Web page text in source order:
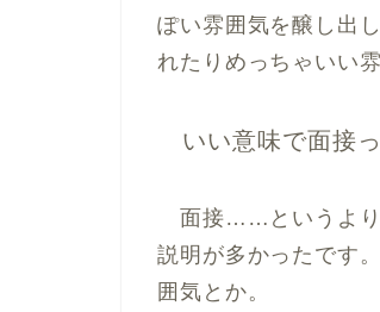
ぽい雰囲気を醸し出
れたりめっちゃいい
いい意味で面接
面接……というより
説明が多かったです
囲気とか。